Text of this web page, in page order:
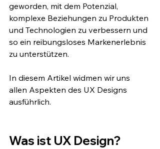
geworden, mit dem Potenzial,
komplexe Beziehungen zu Produkten
und Technologien zu verbessern und
so ein reibungsloses Markenerlebnis
zu unterstützen.
In diesem Artikel widmen wir uns
allen Aspekten des UX Designs
ausführlich.
Was ist UX Design?